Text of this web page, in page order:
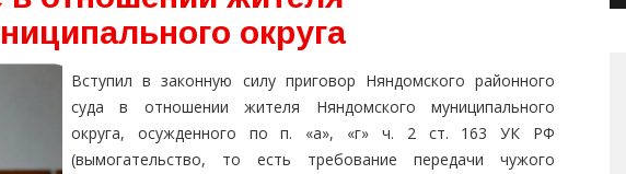
округа
Вступил в законную силу приговор Няндомского районного
суда в отношении жителя Няндомского муниципального
округа, осужденного по п. «а», «г» ч. 2 ст. 163 УК РФ
(вымогательство, то есть требование передачи чужого